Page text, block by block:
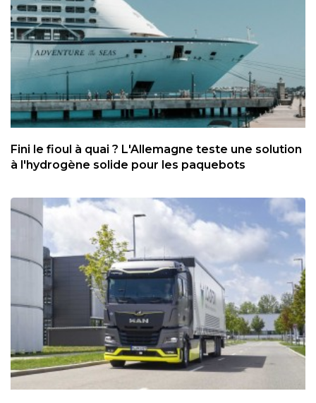
Fini le fioul à quai ? L'Allemagne teste une solution
à l'hydrogène solide pour les paquebots